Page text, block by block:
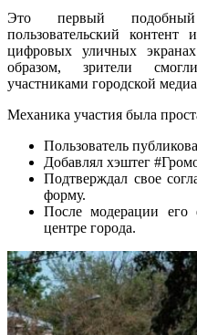
Это первый
пользовательский контент
цифровых уличных
образом, зрители
участниками городской
Механика участия была
Пользователь
Добавлял хэштег
Подтверждал свое
форму.
После модерации его
центре города.